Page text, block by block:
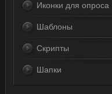
Иконки для опроса
Шаблоны
Скрипты
Шапки